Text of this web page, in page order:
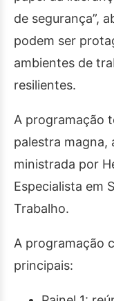
de segurança”,
podem ser
ambientes de
resilientes.
A programação
palestra magna,
ministrada por
Especialista em
Trabalho.
A programação
principais: